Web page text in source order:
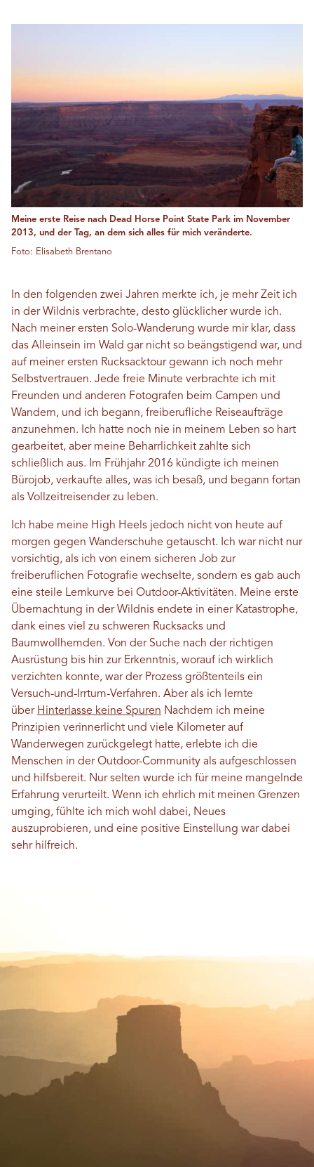
Meine erste Reise nach Dead Horse Point State Park im November
2013, und der Tag, an dem sich alles für mich veränderte.
Foto: Elisabeth Brentano
In den folgenden zwei Jahren merkte ich, je mehr Zeit ich
in der Wildnis verbrachte, desto glücklicher wurde ich.
Nach meiner ersten Solo-Wanderung wurde mir klar, dass
das Alleinsein im Wald gar nicht so beängstigend war, und
auf meiner ersten Rucksacktour gewann ich noch mehr
Selbstvertrauen. Jede freie Minute verbrachte ich mit
Freunden und anderen Fotografen beim Campen und
Wandern, und ich begann, freiberufliche Reiseaufträge
anzunehmen. Ich hatte noch nie in meinem Leben so hart
gearbeitet, aber meine Beharrlichkeit zahlte sich
schließlich aus. Im Frühjahr 2016 kündigte ich meinen
Bürojob, verkaufte alles, was ich besaß, und begann fortan
als Vollzeitreisender zu leben.
Ich habe meine High Heels jedoch nicht von heute auf
morgen gegen Wanderschuhe getauscht. Ich war nicht nur
vorsichtig, als ich von einem sicheren Job zur
freiberuflichen Fotografie wechselte, sondern es gab auch
eine steile Lernkurve bei Outdoor-Aktivitäten. Meine erste
Übernachtung in der Wildnis endete in einer Katastrophe,
dank eines viel zu schweren Rucksacks und
Baumwollhemden. Von der Suche nach der richtigen
Ausrüstung bis hin zur Erkenntnis, worauf ich wirklich
verzichten konnte, war der Prozess größtenteils ein
Versuch-und-Irrtum-Verfahren. Aber als ich lernte
über Hinterlasse keine Spuren Nachdem ich meine
Prinzipien verinnerlicht und viele Kilometer auf
Wanderwegen zurückgelegt hatte, erlebte ich die
Menschen in der Outdoor-Community als aufgeschlossen
und hilfsbereit. Nur selten wurde ich für meine mangelnde
Erfahrung verurteilt. Wenn ich ehrlich mit meinen Grenzen
umging, fühlte ich mich wohl dabei, Neues
auszuprobieren, und eine positive Einstellung war dabei
sehr hilfreich.